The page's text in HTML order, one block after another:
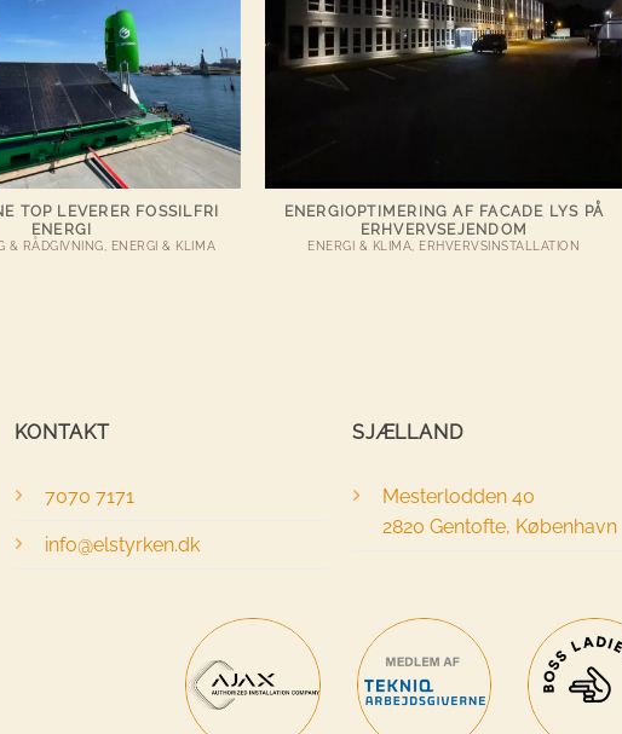
TOP LEVERER FOSSILFRI
ENERGI
& RÅDGIVNING, ENERGI & KLIMA
ENERGIOPTIMERING AF FACADE LYS PÅ
ERHVERVSEJENDOM
ENERGI & KLIMA, ERHVERVSINSTALLATION
KONTAKT
7070 7171
info@elstyrken.dk
SJÆLLAND
Mesterlodden 40
2820 Gentofte, København